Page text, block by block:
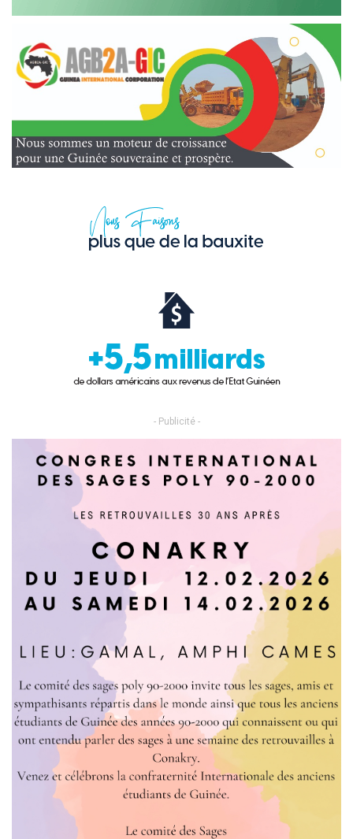
- Publicité -